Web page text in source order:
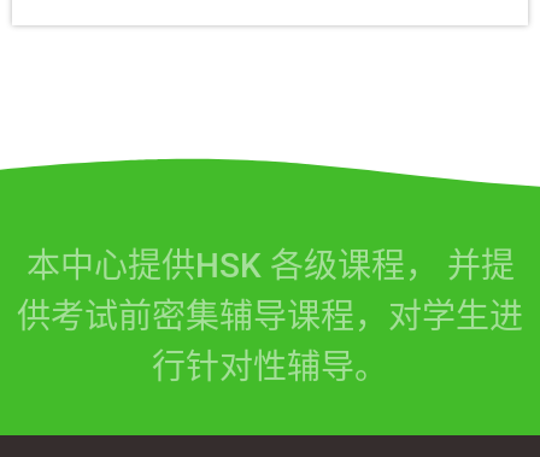
本中心提供HSK 各级课程， 并提
供考试前密集辅导课程，对学生进
行针对性辅导。